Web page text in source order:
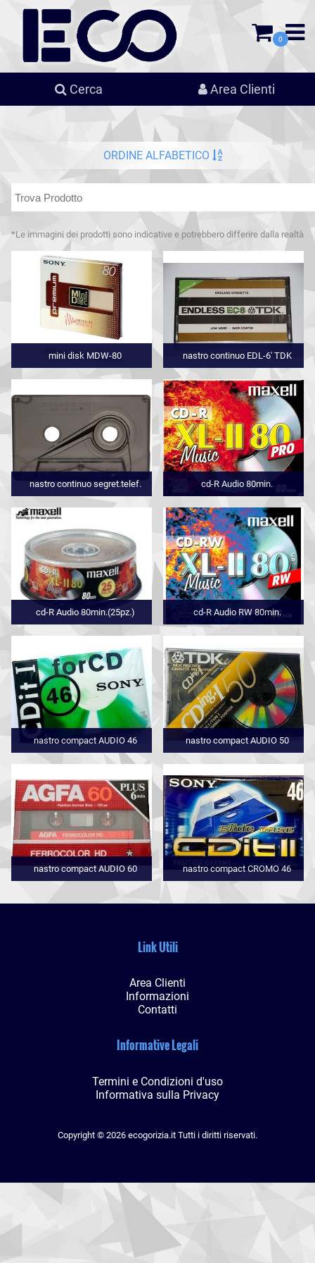
0
Cerca Area Clienti
ORDINE ALFABETICO
*Le immagini dei prodotti sono indicative e potrebbero differire dalla realtà
mini disk MDW-80 nastro continuo EDL-6' TDK
nastro continuo segret.telef. cd-R Audio 80min.
cd-R Audio 80min.(25pz.) cd-R Audio RW 80min.
nastro compact AUDIO 46 nastro compact AUDIO 50
nastro compact AUDIO 60 nastro compact CROMO 46
Link Utili
Area Clienti
Informazioni
Contatti
Informative Legali
Termini e Condizioni d'uso
Informativa sulla Privacy
Copyright © 2026 ecogorizia.it Tutti i diritti riservati.